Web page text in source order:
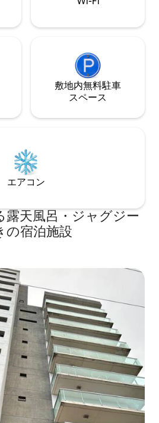
敷地内無料駐⁠車
ス⁠ペ⁠ー⁠ス
エアコン
露天風呂・ジャグジー
の宿泊施設